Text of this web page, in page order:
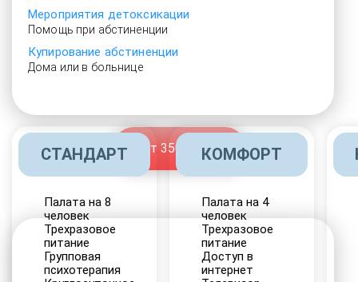
Мероприятия детоксикации
Помощь при абстиненции
Купирование абстиненции
Дома или в больнице
От 3500 руб.
СТАНДАРТ
Палата на 8
человек
Трехразовое
питание
Групповая
психотерапия
КОМФОРТ
Палата на 4
человек
Трехразовое
питание
Доступ в
интернет